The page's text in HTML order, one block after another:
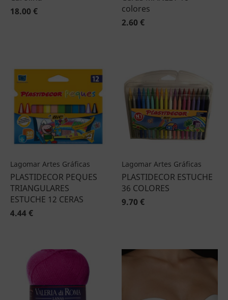
18.00 €
colores
2.60 €
Lagomar Artes Gráficas
PLASTIDECOR PEQUES
TRIANGULARES
ESTUCHE 12 CERAS
4.44 €
Lagomar Artes Gráficas
PLASTIDECOR ESTUCHE
36 COLORES
9.70 €